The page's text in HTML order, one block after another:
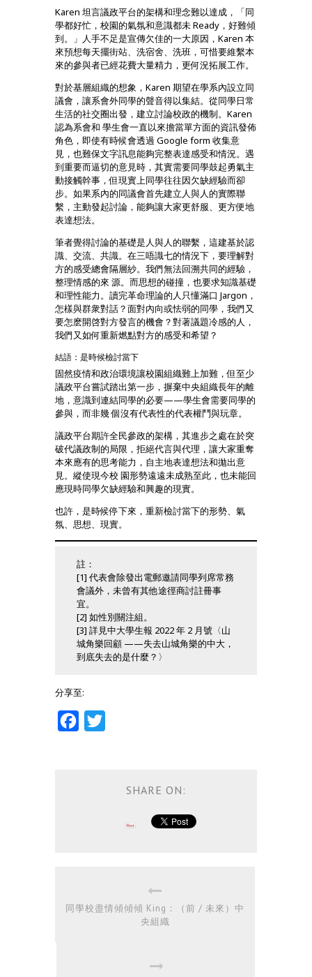
Karen 坦言議政平台的架構和理念難以達成，「同
學都好忙，校園的氣氛和意識都未 Ready，好難傾
到。」人手不足是宣傳欠佳的一大原因，Karen 本
來預想每天擺街站、洗宿舍、洗班，可惜要維繫本
來的參與者已經花費大量精力，更何況拓展工作。
對於基層組織的想象，Karen 期望在學系內設立同
議會，讓系會外同學的聲音得以集結。從同學日常
生活的社交圈出發，建立討論校政的機制。Karen
認為系會和 學生會一直以來擔當單方面的資訊發佈
角色，即使有時候會透過 Google form 收集意
見，也難保文字訊息能夠完整表達感受和情況。遇
到重要而逼切的意見時，其實需要同學鼓起勇氣主
動接觸幹事，但現實上同學往往因欠缺經驗而卻
步。如果系內的同議會首先建立人與人的實際聯
繫，主動發起討論，能夠讓大家更舒服、更方便地
表達想法。
筆者覺得討論的基礎是人與人的聯繫，這建基於認
識、交流、共識。在三唔識七的情況下，要理解對
方的感受總會隔層紗。我們無法回溯共同的經驗，
整理情感的來 源。而思想的碰撞，也要求知識基礎
和理性能力。讀完革命理論的人只懂滿口 Jargon，
怎樣與群衆對話？面對內向或怯弱的同學，我們又
要怎麽開啓對方發言的機會？對著議題冷感的人，
我們又如何重新燃點對方的感受和希望？
結語：是時候檢討當下
固然疫情和政治環境讓校園組織難上加難，但至少
議政平台嘗試踏出第一步，摒棄中央組織長年的離
地，意識到連結同學的必要——學生會需要同學的
參與，而非幾 個沒有代表性的代表權鬥與玩章。
議政平台期許全民參政的架構，其進步之處在於突
破代議政制的局限，拒絕代言與代理，讓大家重奪
本來應有的思考能力，自主地表達想法和拋出意
見。縱使現今校 園形勢遠遠未成熟至此，也未能回
應現時同學欠缺經驗和興趣的現實。
也許，是時候停下來，重新檢討當下的形勢、氣
氛、思想、現實。
註：
[1] 代表會除發出電郵邀請同學列席常務
會議外，未曾有其他途徑商討註冊事
宜。
[2] 如性別關注組。
[3] 詳見中大學生報 2022 年 2 月號〈山
城角樂回顧 ——失去山城角樂的中大，
到底失去的是什麼？〉
分享至:
Facebook
SHARE ON:
同學校盡情傾傾傾 King：（前 / 未來）中
央組織